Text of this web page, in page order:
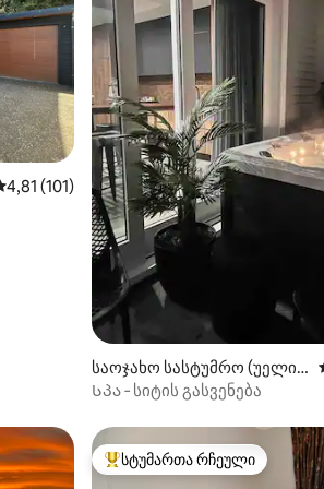
შეფასებაა 5‑დან 4,81, 101
4,81 (101)
საოჯახო სასტუმრო (უელინ
გტონი)
Სპა ‑ სიტის გასვენება
სტუმართა რჩეული მოწინავე
სტუმართა რჩეული